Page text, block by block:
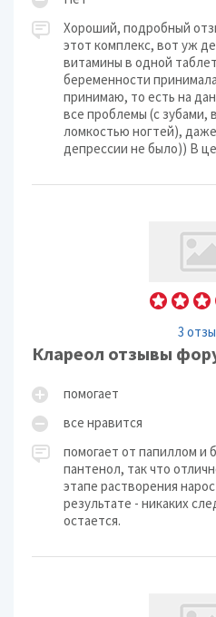
Хороший, подробный
этот комплекс, вот уж
витамины в одной
беременности
принимаю, то есть на
все проблемы (с зубами,
ломкостью ногтей),
депрессии не было)) В
3
Клареол отзывы
помогает
все нравится
помогает от папиллом и
пантенол, так что
этапе растворения
результате - никаких
остается.